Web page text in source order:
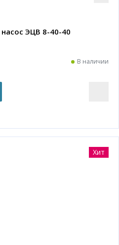
ЭЦВ 8-40-40
В наличии
Хит